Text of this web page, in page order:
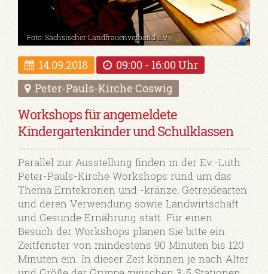
Foto: Sächsischer Landfrauenverband e.V.
14.09.2018
09:00 - 16:00 Uhr
Peter-Pauls-Kirche Coswig
Workshops für angemeldete
Kindergartenkinder und Schulklassen
Parallel zur Ausstellung finden in der Ev.-Luth.
Peter-Pauls-Kirche Workshops rund um das
Thema Erntekronen und -kränze, Getreidearten
und deren Verwendung sowie Landwirtschaft
und Gesunde Ernährung statt. Für einen
Besuch der Workshops planen Sie bitte ein
Zeitfenster von mindestens 90 Minuten bis 120
Minuten ein. In dieser Zeit können je nach Alter